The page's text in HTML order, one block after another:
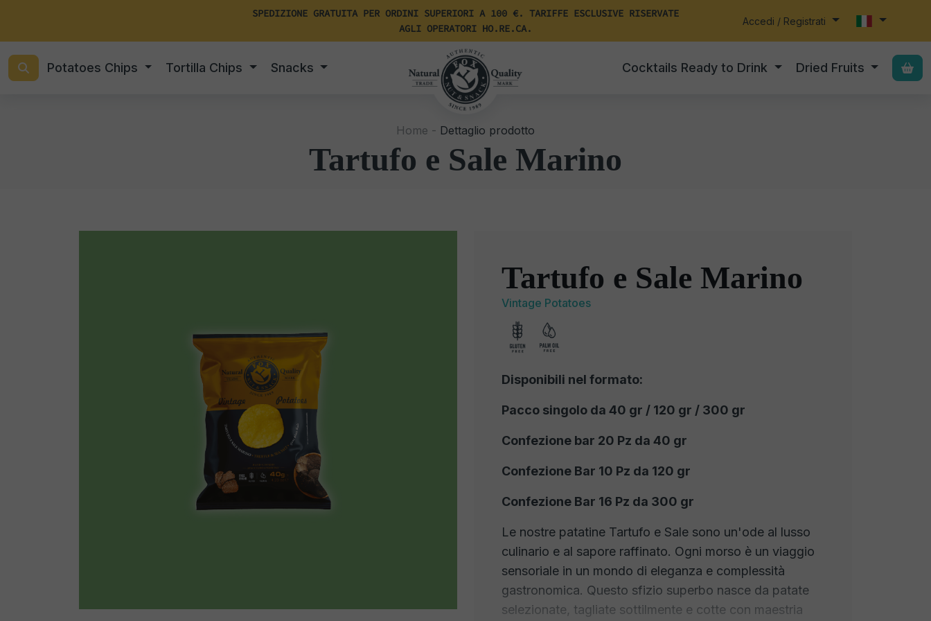
SPEDIZIONE GRATUITA PER ORDINI SUPERIORI A 100 €. TARIFFE ESCLUSIVE RISERVATE
AGLI OPERATORI HO.RE.CA.
Accedi / Registrati
Potatoes Chips Tortilla Chips Snacks Cocktails Ready to Drink Dried Fruits
Home - Dettaglio prodotto
Tartufo e Sale Marino
Tartufo e Sale Marino
Vintage Potatoes
Disponibili nel formato:
Pacco singolo da 40 gr / 120 gr / 300 gr
Confezione bar 20 Pz da 40 gr
Confezione Bar 10 Pz da 120 gr
Confezione Bar 16 Pz da 300 gr
Le nostre patatine Tartufo e Sale sono un'ode al lusso
culinario e al sapore raffinato. Ogni morso è un viaggio
sensoriale in un mondo di eleganza e complessità
gastronomica. Questo sfizio superbo nasce da patate
selezionate, tagliate sottilmente e cotte con maestria